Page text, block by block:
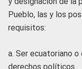
Pueblo, las y los
requisitos:
a. Ser ecuatoriano
derechos políticos.